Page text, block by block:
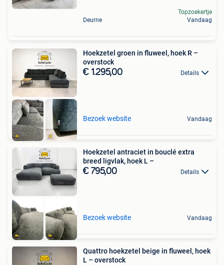
Deurne
Topzoekertje
Vandaag
Hoekzetel groen in fluweel, hoek R –
overstock
€ 1.295,00 Details
Bezoek website Vandaag
Hoekzetel antraciet in bouclé extra
breed ligvlak, hoek L –
€ 795,00 Details
Bezoek website Vandaag
Quattro hoekzetel beige in fluweel, hoek
L – overstock